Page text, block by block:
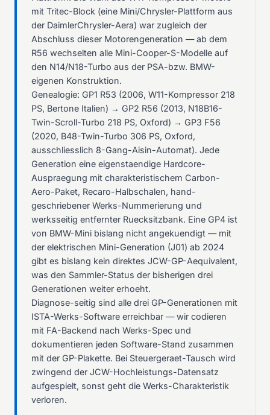
mit Tritec-Block (eine Mini/Chrysler-Plattform aus
der DaimlerChrysler-Aera) war zugleich der
Abschluss dieser Motorengeneration — ab dem
R56 wechselten alle Mini-Cooper-S-Modelle auf
den N14/N18-Turbo aus der PSA-bzw. BMW-
eigenen Konstruktion.
Genealogie: GP1 R53 (2006, W11-Kompressor 218
PS, Bertone Italien) → GP2 R56 (2013, N18B16-
Twin-Scroll-Turbo 218 PS, Oxford) → GP3 F56
(2020, B48-Twin-Turbo 306 PS, Oxford,
ausschliesslich 8-Gang-Aisin-Automat). Jede
Generation eine eigenstaendige Hardcore-
Auspraegung mit charakteristischem Carbon-
Aero-Paket, Recaro-Halbschalen, hand-
geschriebener Werks-Nummerierung und
werksseitig entfernter Ruecksitzbank. Eine GP4 ist
von BMW-Mini bislang nicht angekuendigt — mit
der elektrischen Mini-Generation (J01) ab 2024
gibt es bislang kein direktes JCW-GP-Aequivalent,
was den Sammler-Status der bisherigen drei
Generationen weiter erhoeht.
Diagnose-seitig sind alle drei GP-Generationen mit
ISTA-Werks-Software erreichbar — wir codieren
mit FA-Backend nach Werks-Spec und
dokumentieren jeden Software-Stand zusammen
mit der GP-Plakette. Bei Steuergeraet-Tausch wird
zwingend der JCW-Hochleistungs-Datensatz
aufgespielt, sonst geht die Werks-Charakteristik
verloren.